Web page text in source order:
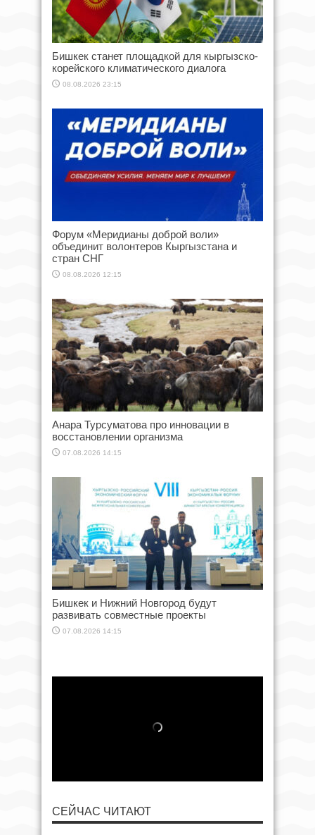
Бишкек станет площадкой для кыргызско-
корейского климатического диалога
08.08.2026 23:15
Форум «Меридианы доброй воли»
объединит волонтеров Кыргызстана и
стран СНГ
08.08.2026 12:15
Анара Турсуматова про инновации в
восстановлении организма
07.08.2026 14:15
Бишкек и Нижний Новгород будут
развивать совместные проекты
07.08.2026 14:15
СЕЙЧАС ЧИТАЮТ